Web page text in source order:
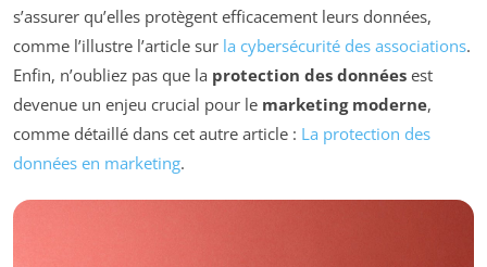
s’assurer qu’elles protègent efficacement leurs données,
comme l’illustre l’article sur la cybersécurité des associations.
Enfin, n’oubliez pas que la protection des données est
devenue un enjeu crucial pour le marketing moderne,
comme détaillé dans cet autre article : La protection des
données en marketing.